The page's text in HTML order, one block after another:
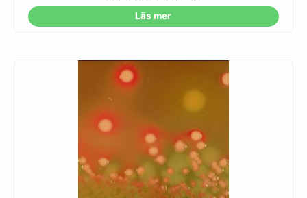
Läs mer